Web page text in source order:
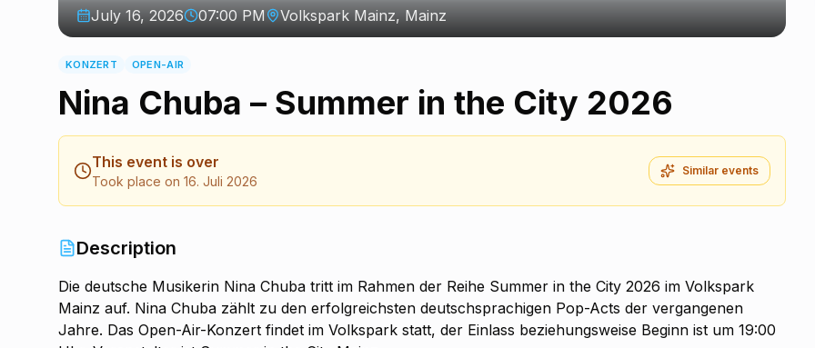
July 16, 2026 07:00 PM Volkspark Mainz, Mainz
KONZERT OPEN-AIR
Nina Chuba – Summer in the City 2026
This event is over
Took place on 16. Juli 2026
Similar events
Description
Die deutsche Musikerin Nina Chuba tritt im Rahmen der Reihe Summer in the City 2026 im Volkspark
Mainz auf. Nina Chuba zählt zu den erfolgreichsten deutschsprachigen Pop-Acts der vergangenen
Jahre. Das Open-Air-Konzert findet im Volkspark statt, der Einlass beziehungsweise Beginn ist um 19:00